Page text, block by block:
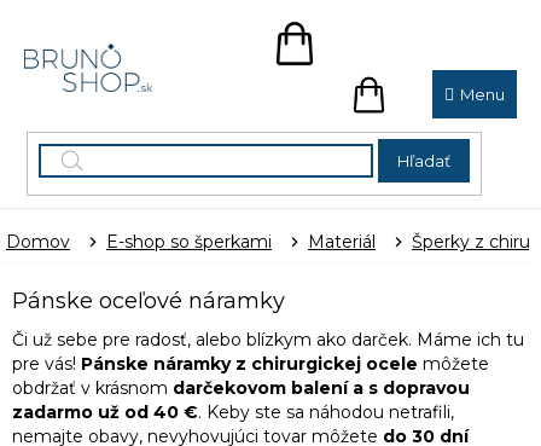
obsah
Hľadať
NÁKUPNÝ
NÁKUPNÝ
KOŠÍK
Domov E-shop so šperkami Materiál Šperky z
Pánske oceľové náramky
Či už sebe pre radosť, alebo blízkym ako darček. Máme ich tu
pre vás! Pánske náramky z chirurgickej ocele môžete
obdržať v krásnom darčekovom balení a s dopravou
zadarmo už od 40 €. Keby ste sa náhodou netrafili,
nemajte obavy, nevyhovujúci tovar môžete do 30 dní